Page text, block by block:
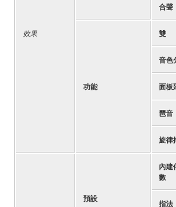
效果
合聲
功能
雙
音色
面板
琶音
旋律
預設
內建
數
指法